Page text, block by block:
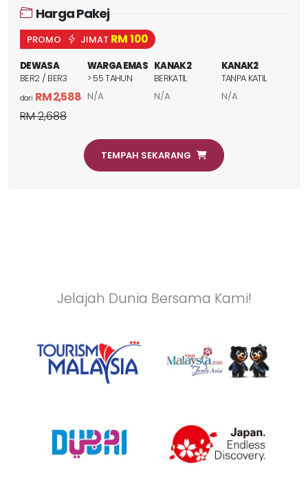
Harga Pakej
PROMO JIMAT RM 100
DEWASA
BER2 / BER3
dariRM 2,588
RM 2,688
WARGA EMAS
> 55 TAHUN
N/A
KANAK2
BERKATIL
N/A
KANAK2
TANPA KATIL
N/A
TEMPAH SEKARANG
Jelajah Dunia Bersama Kami!